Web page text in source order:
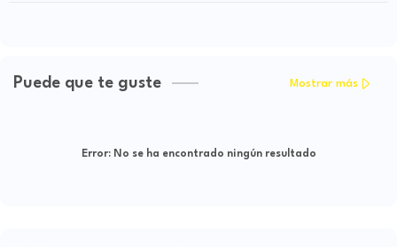
Puede que te guste Mostrar más
Error:No se ha encontrado ningún resultado